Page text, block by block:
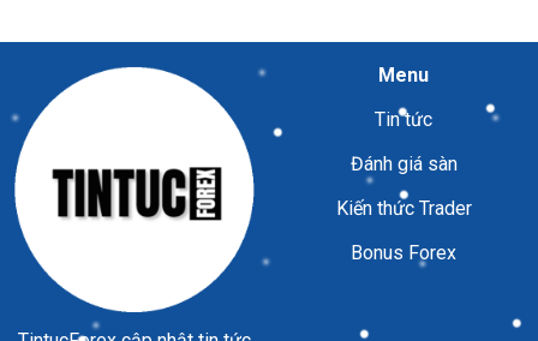
Menu
Tin tức
Đánh giá sàn
Kiến thức Trader
Bonus Forex